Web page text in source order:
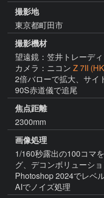
撮影地
東京都町田市
撮影機材
望遠鏡：笠井トレーデ
カメラ：ニコン Z 7II
2倍バローで拡大、サイ
90S赤道儀で追尾
焦点距離
2300mm
画像処理
1/160秒露出の100コマ
グ、デコンボリューシ
Photoshop 2024でレベ
AIでノイズ処理